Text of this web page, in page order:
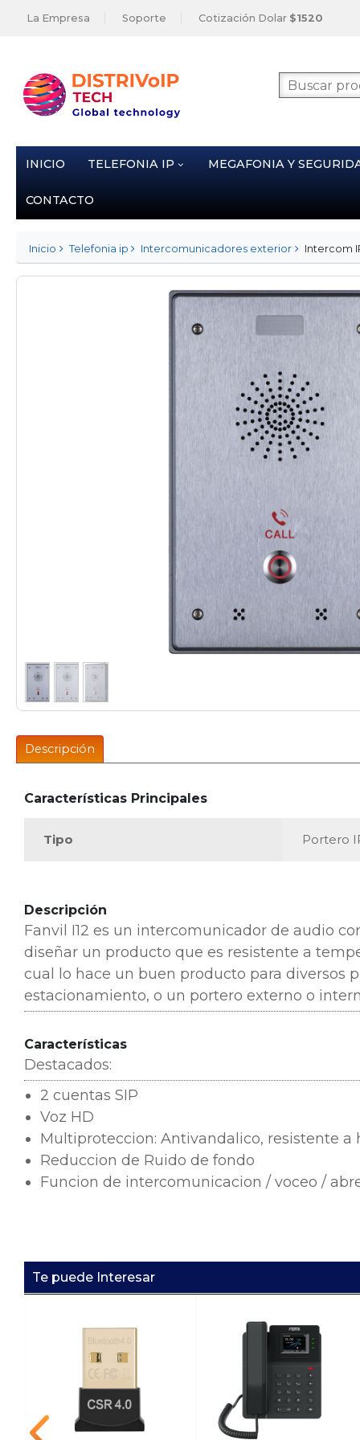
La Empresa Soporte Cotización Dolar $1520
INICIO TELEFONIA IP MEGAFONIA Y
CONTACTO
Inicio Telefonia ip Intercomunicadores exterior Intercom
Descripción
Características Principales
Tipo Portero
Descripción
Fanvil I12 es un intercomunicador de audio
diseñar un producto que es resistente a
cual lo hace un buen producto para diversos
estacionamiento, o un portero externo o
Características
Destacados:
2 cuentas SIP
Voz HD
Multiproteccion: Antivandalico, resistente
Reduccion de Ruido de fondo
Funcion de intercomunicacion / voceo /
Te puede Interesar